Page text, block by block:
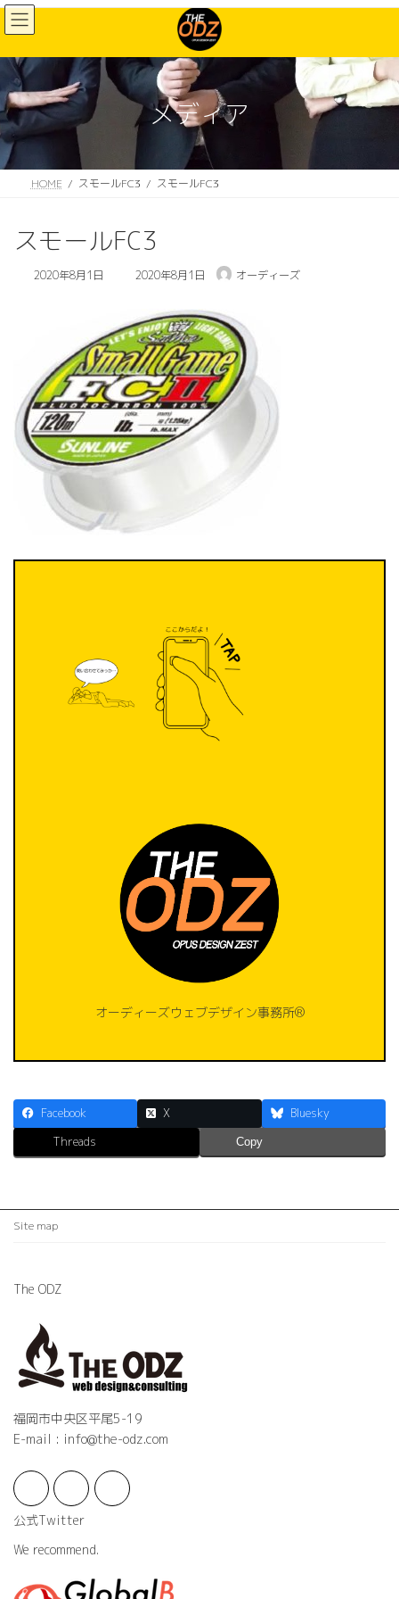
コ
ン
ン
へ
ス
キ
ッ
プ
ナ
ビ
ー
ョ
ン
に
移
動
メディア
HOME スモールFC3 スモールFC3
スモールFC3
2020年8月1日
最
新
日
時
:
2020年8月1日 オーディーズ
オーディーズウェブデザイン事務所®️
Facebook X
Bluesky
Threads
Copy
Site map
The ODZ
福岡市中央区平尾5-19
E-mail : info@the-odz.com
公式Twitter
We recommend.